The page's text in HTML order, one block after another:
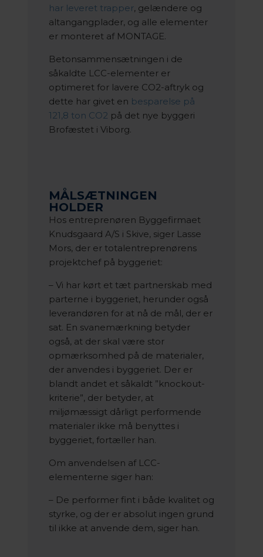
har leveret trapper, gelændere og
altangangplader, og alle elementer
er monteret af MONTAGE.
Betonsammensætningen i de
såkaldte LCC-elementer er
optimeret for lavere CO2-aftryk og
dette har givet en besparelse på
121,8 ton CO2 på det nye byggeri
Brofæstet i Viborg.
MÅLSÆTNINGEN
HOLDER
Hos entreprenøren Byggefirmaet
Knudsgaard A/S i Skive, siger Lasse
Mors, der er totalentreprenørens
projektchef på byggeriet:
– Vi har kørt et tæt partnerskab med
parterne i byggeriet, herunder også
leverandøren for at nå de mål, der er
sat. En svanemærkning betyder
også, at der skal være stor
opmærksomhed på de materialer,
der anvendes i byggeriet. Der er
blandt andet et såkaldt ”knockout-
kriterie”, der betyder, at
miljømæssigt dårligt performende
materialer ikke må benyttes i
byggeriet, fortæller han.
Om anvendelsen af LCC-
elementerne siger han:
– De performer fint i både kvalitet og
styrke, og der er absolut ingen grund
til ikke at anvende dem, siger han.